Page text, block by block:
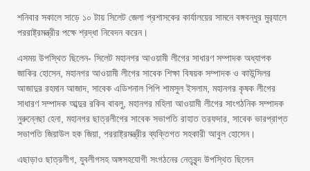
শনিবার সকালে সাড়ে ১০ টায় সিলেট জেলা প্রশাসকের কার্যালয়ের সামনে বঙ্গবন্ধুর মুর‌্যালে
পররাষ্ট্রমন্ত্রীর পক্ষে শ্রদ্ধা নিবেদন করেন।
এসময় উপস্থিত ছিলেন- সিলেট মহানগর আওয়ামী লীগের সাধারণ সম্পাদক অধ্যাপক
জাকির হোসেন, মহানগর আওয়ামী লীগের সাবেক শিক্ষা বিষয়ক সম্পাদক ও কাউন্সিলর
আজাদুর রহমান আজাদ, সাবেক এডিশনাল পিপি শামসুল ইসলাম, মহানগর কৃষক লীগের
সাধারণ সম্পাদক আব্দুর রকিব বাবলু, মহানগর মহিলা আওয়ামী লীগের সাংগঠনিক সম্পাদক
নুরুন্নেছা হেনা, মহানগর ছাত্রলীগের সাবেক সভাপতি রাহাত তরফদার, সাবেক ভারপ্রাপ্ত
সভাপতি জিয়াউল হক জিয়া, পররাষ্ট্রমন্ত্রীর ব্যক্তিগত সহকারী আবুল হোসেন।
এছাড়াও ছাত্রলীগ, যুবলীগসহ অঙ্গসহযোগী সংগঠনের নেতৃবৃন্দ উপস্থিত ছিলেন